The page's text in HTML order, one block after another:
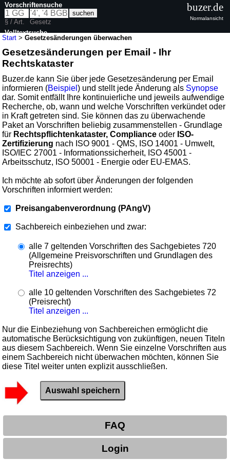
Start >Gesetzesänderungen überwachen
Gesetzesänderungen per Email - Ihr
Rechtskataster
Buzer.de kann Sie über jede Gesetzesänderung per Email
informieren (Beispiel) und stellt jede Änderung als Synopse
dar. Somit entfällt Ihre kontinuierliche und jeweils aufwendige
Recherche, ob, wann und welche Vorschriften verkündet oder
in Kraft getreten sind. Sie können das zu überwachende
Paket an Vorschriften beliebig zusammenstellen - Grundlage
für Rechtspflichtenkataster, Compliance oder ISO-
Zertifizierung nach ISO 9001 - QMS, ISO 14001 - Umwelt,
ISO/IEC 27001 - Informationssicherheit, ISO 45001 -
Arbeitsschutz, ISO 50001 - Energie oder EU-EMAS.
Ich möchte ab sofort über Änderungen der folgenden
Vorschriften informiert werden:
Preisangabenverordnung (PAngV)
Sachbereich einbeziehen und zwar:
alle 7 geltenden Vorschriften des Sachgebietes 720
(Allgemeine Preisvorschriften und Grundlagen des
Preisrechts)
Titel anzeigen ...
alle 10 geltenden Vorschriften des Sachgebietes 72
(Preisrecht)
Titel anzeigen ...
Nur die Einbeziehung von Sachbereichen ermöglicht die
automatische Berücksichtigung von zukünftigen, neuen Titeln
aus diesem Sachbereich. Wenn Sie einzelne Vorschriften aus
einem Sachbereich nicht überwachen möchten, können Sie
diese Titel weiter unten explizit ausschließen.
FAQ
Login
Vorschriftensuche
§ / Art.
Gesetz
Volltextsuche
buzer.de
Normalansicht